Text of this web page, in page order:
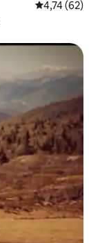
Średnia
4,74 (62)